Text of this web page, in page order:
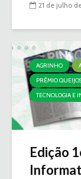
21 de julho
AGRINHO
PRÊMIO
TECNOLOGIA E
Edição